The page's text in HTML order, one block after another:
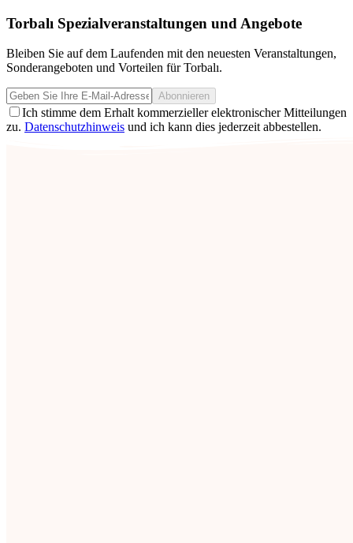
Torbalı Spezialveranstaltungen und Angebote
Bleiben Sie auf dem Laufenden mit den neuesten Veranstaltungen,
Sonderangeboten und Vorteilen für Torbalı.
Abonnieren
Ich stimme dem Erhalt kommerzieller elektronischer Mitteilungen
zu. Datenschutzhinweis und ich kann dies jederzeit abbestellen.